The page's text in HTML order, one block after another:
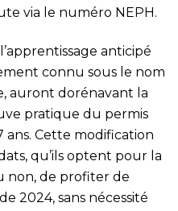
via le numéro NEPH.
anticipé
connu sous le nom
auront dorénavant la
pratique du permis
ans. Cette modification
qu’ils optent pour la
non, de profiter de
2024, sans nécessité